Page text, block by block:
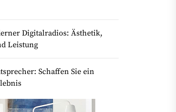
Digitalradios: Ästhetik,
Leistung
Schaffen Sie ein